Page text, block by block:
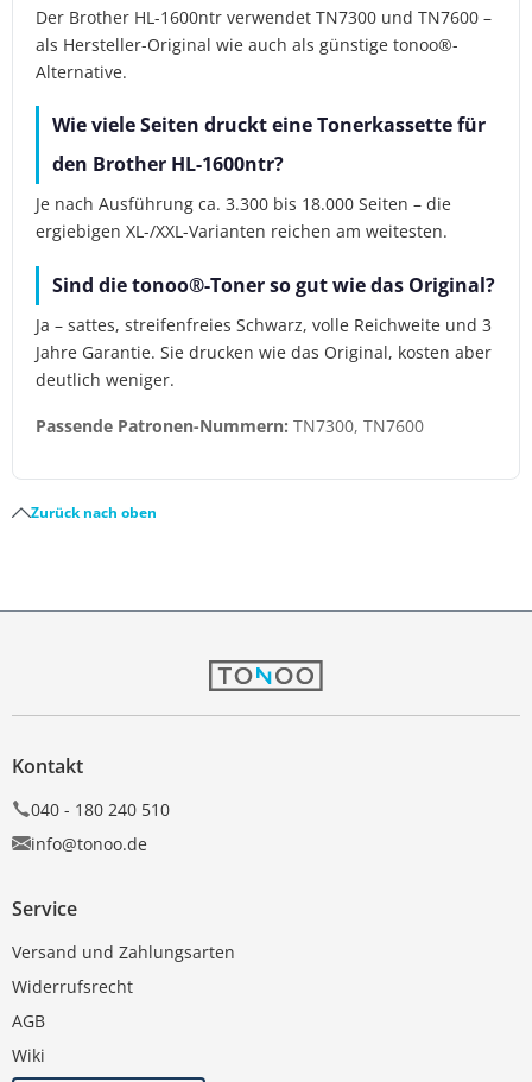
Der Brother HL-1600ntr verwendet TN7300 und TN7600 –
als Hersteller-Original wie auch als günstige tonoo®-
Alternative.
Wie viele Seiten druckt eine Tonerkassette für
den Brother HL-1600ntr?
Je nach Ausführung ca. 3.300 bis 18.000 Seiten – die
ergiebigen XL-/XXL-Varianten reichen am weitesten.
Sind die tonoo®-Toner so gut wie das Original?
Ja – sattes, streifenfreies Schwarz, volle Reichweite und 3
Jahre Garantie. Sie drucken wie das Original, kosten aber
deutlich weniger.
Passende Patronen-Nummern: TN7300, TN7600
Zurück nach oben
Kontakt
040 - 180 240 510
info@tonoo.de
Service
Versand und Zahlungsarten
Widerrufsrecht
AGB
Wiki